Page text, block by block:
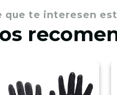
que te interesen